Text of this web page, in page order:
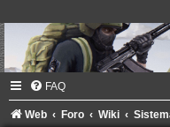
FAQ
Web Foro Wiki